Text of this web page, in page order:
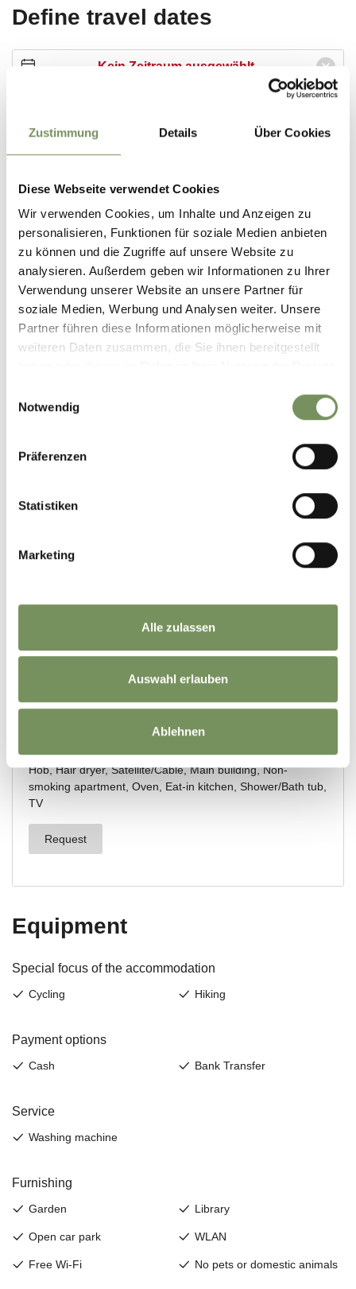
Zustimmung Details Über Cookies
Diese Webseite verwendet Cookies
Wir verwenden Cookies, um Inhalte und Anzeigen zu
personalisieren, Funktionen für soziale Medien anbieten
zu können und die Zugriffe auf unsere Website zu
analysieren. Außerdem geben wir Informationen zu Ihrer
Verwendung unserer Website an unsere Partner für
soziale Medien, Werbung und Analysen weiter. Unsere
Partner führen diese Informationen möglicherweise mit
weiteren Daten zusammen, die Sie ihnen bereitgestellt
Notwendig
Präferenzen
Statistiken
Marketing
Alle zulassen
Auswahl erlauben
Ablehnen